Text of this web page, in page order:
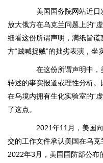
美国国务院网站近日
放大俄方在乌克兰问题上的“
细看这份所谓声明，满纸皆
方“贼喊捉贼”的拙劣表演，坐
在这份所谓声明中，
转述的事实报道或理性分析
在乌境内拥有生化实验室的“
了这点。
2021年11月，美国向
交的工作文件承认美国在乌克
2022年3月，美国国防部公布